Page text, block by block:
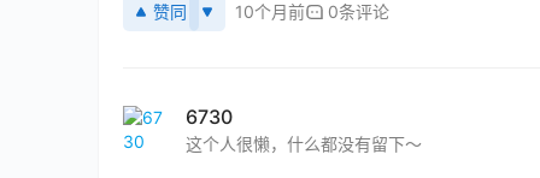
赞同 10个月前 0条评论
6730
这个人很懒，什么都没有留下～